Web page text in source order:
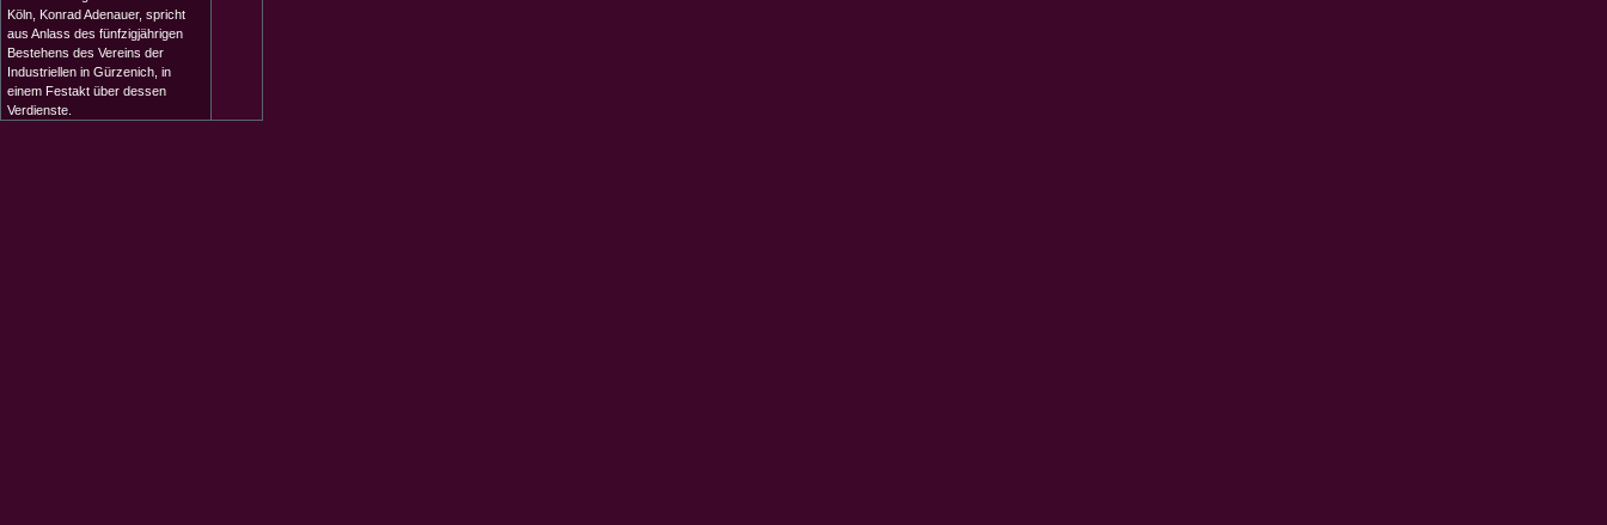
Köln, Konrad Adenauer, spricht
aus Anlass des fünfzigjährigen
Bestehens des Vereins der
Industriellen in Gürzenich, in
einem Festakt über dessen
Verdienste.